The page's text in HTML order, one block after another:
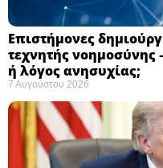
Επιστήμονες
τεχνητής
ή λόγος ανησυχίας; ​
7 Αυγούστου 2026